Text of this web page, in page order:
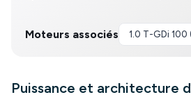
Moteurs associés 1.0 T-GDi 100
Puissance et architecture